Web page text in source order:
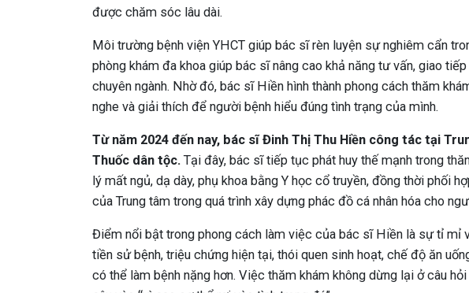
được chăm sóc lâu dài.
Môi trường bệnh viện YHCT giúp bác sĩ rèn luyện sự nghiêm cẩn
phòng khám đa khoa giúp bác sĩ nâng cao khả năng tư vấn, giao
chuyên ngành. Nhờ đó, bác sĩ Hiền hình thành phong cách thăm
nghe và giải thích để người bệnh hiểu đúng tình trạng của mình.
Từ năm 2024 đến nay, bác sĩ Đinh Thị Thu Hiền công tác tại
Thuốc dân tộc. Tại đây, bác sĩ tiếp tục phát huy thế mạnh trong
lý mất ngủ, dạ dày, phụ khoa bằng Y học cổ truyền, đồng thời phối
của Trung tâm trong quá trình xây dựng phác đồ cá nhân hóa cho
Điểm nổi bật trong phong cách làm việc của bác sĩ Hiền là sự tỉ mỉ
tiền sử bệnh, triệu chứng hiện tại, thói quen sinh hoạt, chế độ ăn
có thể làm bệnh nặng hơn. Việc thăm khám không dừng lại ở câu